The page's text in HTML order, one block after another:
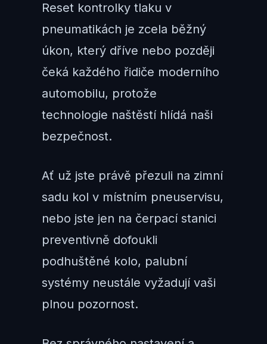
Reset kontrolky tlaku v
pneumatikách je zcela běžný
úkon, který dříve nebo později
čeká každého řidiče moderního
automobilu, protože
technologie naštěstí hlídá naši
bezpečnost.
Ať už jste právě přezuli na zimní
sadu kol v místním pneuservisu,
nebo jste jen na čerpací stanici
preventivně dofoukli
podhuštěné kolo, palubní
systémy neustále vyžadují vaši
plnou pozornost.